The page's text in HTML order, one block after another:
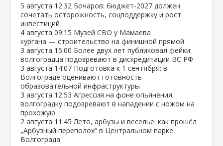
5 августа 12:32 Бочаров: бюджет‑2027 должен
сочетать осторожность, соцподдержку и рост
инвестиций
4 августа 09:15 Музей СВО у Мамаева
кургана — строительство на финишной прямой
3 августа 15:00 Более двух лет публиковал фейки:
волгоградца подозревают в дискредитации ВС РФ
3 августа 14:07 Подготовка к 1 сентября: в
Волгограде оценивают готовность
образовательной инфраструктуры
3 августа 12:53 Агрессия на фоне опьянения:
волгоградку подозревают в нападении с ножом на
прохожую
2 августа 11:45 Лето, арбузы и веселье: как прошёл
„Арбузный переполох“ в Центральном парке
Волгограда